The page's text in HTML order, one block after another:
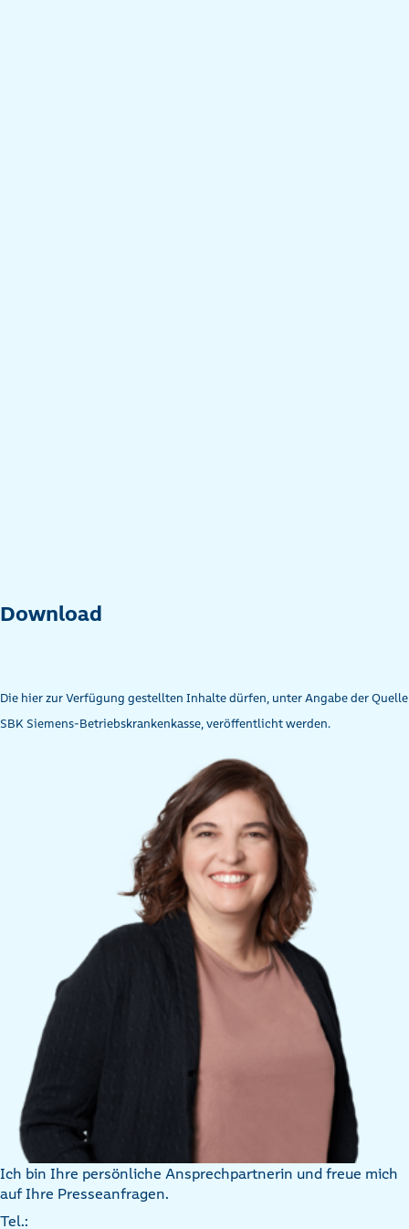
Download
Die hier zur Verfügung gestellten Inhalte dürfen, unter Angabe der Quelle
SBK Siemens-Betriebskrankenkasse, veröffentlicht werden.
Ich bin Ihre persönliche Ansprechpartnerin und freue mich
auf Ihre Presseanfragen.
Tel.: